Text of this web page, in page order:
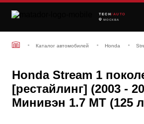
TECH /AUTO
МОСКВА
Каталог автомобилей Honda
Honda Stream 1
[рестайлинг] (2003 -
Минивэн 1.7 MT (125